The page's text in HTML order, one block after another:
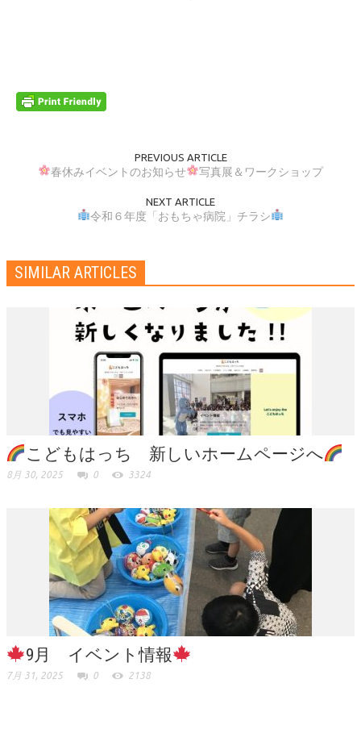
PREVIOUS ARTICLE
春休みイベントのお知らせ 写真展＆ワークショップ
NEXT ARTICLE
令和６年度「おもちゃ病院」チラシ
SIMILAR ARTICLES
こどもはっち 新しいホームページへ
8月 30, 2025 0 3324
9月 イベント情報
7月 31, 2025 0 2138